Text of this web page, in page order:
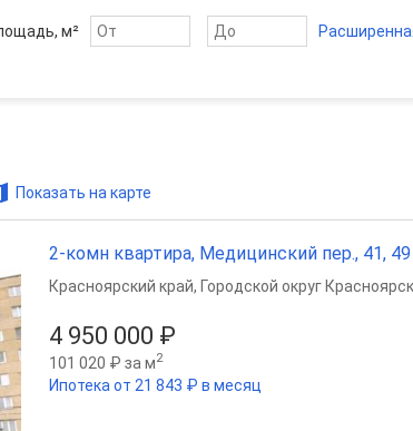
м²
Показать на карте
2-комн квартира, Медицинский пер., 41,
4 950 000 ₽
101 020 ₽ за м2
Ипотека от 21 843 ₽ в месяц
Красноярский край, Городской округ Красноярск